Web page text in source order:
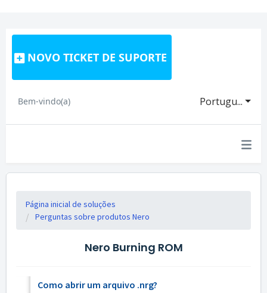
NOVO TICKET DE SUPORTE
Portugu...
Bem-vindo(a)
Página inicial de soluções
Perguntas sobre produtos Nero
Nero Burning ROM
Como abrir um arquivo .nrg?